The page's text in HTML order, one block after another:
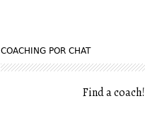
COACHING POR CHAT
Find a coach!